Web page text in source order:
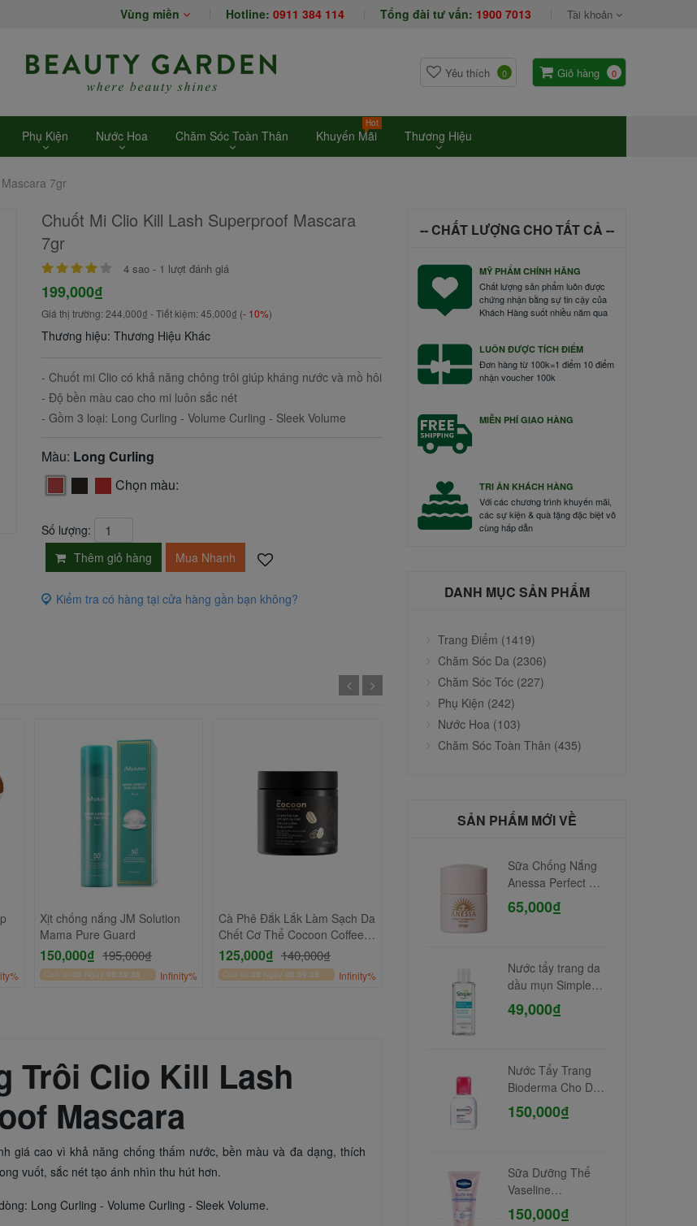
Vùng miền Hotline: 0911 384 114 Tổng đài tư vấn: 1900 7013 Tài khoản
Yêu thích 0 Giỏ hàng 0
Phụ Kiện Nước Hoa Chăm Sóc Toàn Thân Khuyến Mãi
Hot
Thương Hiệu
7gr
Chuốt Mi Clio Kill Lash Superproof Mascara
7gr
4 sao - 1 lượt đánh giá
199,000₫
Giá thị trường: 244,000₫ - Tiết kiệm: 45,000₫ (- 10%)
Thương hiệu: Thương Hiệu Khác
- Chuốt mi Clio có khả năng chông trôi giúp kháng nước và mồ hôi
- Độ bền màu cao cho mi luôn sắc nét
- Gồm 3 loại: Long Curling - Volume Curling - Sleek Volume
Màu: Long Curling
Chọn màu:
Số lượng:
Thêm giỏ hàng
Mua Nhanh
Kiểm tra có hàng tại cửa hàng gần bạn không?
Xịt chống nắng JM Solution
Mama Pure Guard
150,000₫ 195,000₫
Còn lại 00 Ngày 06:59:34 Infinity%
Cà Phê Đắk Lắk Làm Sạch Da
Chết Cơ Thể Cocoon Coffee
Body Polish 200ml
125,000₫ 140,000₫
Còn lại 00 Ngày 06:59:34 Infinity%
Chuốt Mi Maybelline The
Infinity% Còn lại
Trôi Clio Kill Lash
Mascara
giá cao vì khả năng chống thấm nước, bền màu và đa dạng, thích
vuốt, sắc nét tạo ánh nhìn thu hút hơn.
Long Curling - Volume Curling - Sleek Volume.
-- CHẤT LƯỢNG CHO TẤT CẢ --
MỸ PHẨM CHÍNH HÃNG
Chất lượng sản phẩm luôn được
chứng nhận bằng sự tin cậy của
Khách Hàng suốt nhiều năm qua
LUÔN ĐƯỢC TÍCH ĐIỂM
Đơn hàng từ 100k=1 điểm 10 điểm
nhận voucher 100k
MIỄN PHÍ GIAO HÀNG
TRI ÂN KHÁCH HÀNG
Với các chương trình khuyến mãi,
các sự kiện & quà tặng đặc biệt vô
cùng hấp dẫn
DANH MỤC SẢN PHẨM
Trang Điểm (1419)
Chăm Sóc Da (2306)
Chăm Sóc Tóc (227)
Phụ Kiện (242)
Nước Hoa (103)
Chăm Sóc Toàn Thân (435)
SẢN PHẨM MỚI VỀ
Sữa Chống Nắng
Anessa Perfect UV
Mild Milk 12m
65,000₫
Nước tẩy trang da
dầu mụn Simple
100ml
49,000₫
Nước Tẩy Trang
Bioderma Cho Da
Nhạy Cảm 100ml
150,000₫
Sữa Dưỡng Thể
Vaseline
Niacinamide 300ml
150,000₫